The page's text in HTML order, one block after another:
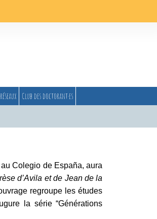
Club des doctorant·es
Colegio de España, aura
d’Avila et de Jean de la
regroupe les études
la série “Générations